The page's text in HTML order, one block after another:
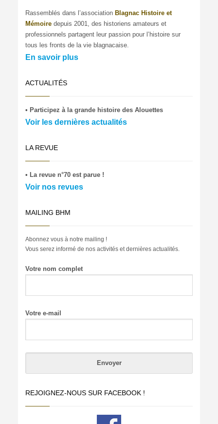
Rassemblés dans l’associationBlagnac Histoire et
Mémoire depuis 2001, des historiens amateurs et
professionnels partagent leur passion pour l’histoire sur
tous les fronts de la vie blagnacaise.
En savoir plus
ACTUALITÉS
• Participez à la grande histoire des Alouettes
Voir les dernières actualités
LA REVUE
• La revue n°70 est parue !
Voir nos revues
MAILING BHM
Abonnez vous à notre mailing !
Vous serez informé de nos activités et dernières actualités.
Votre nom complet
Votre e-mail
REJOIGNEZ-NOUS SUR FACEBOOK !